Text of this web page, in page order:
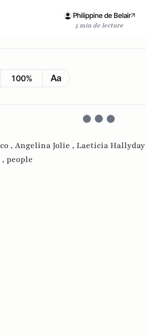
Philippine de Belair
5 min de lecture
100% Aa
, Angelina Jolie , Laeticia Hallyday
people